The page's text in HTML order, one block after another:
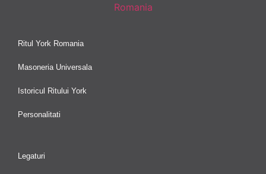
Ritul York Romania
Masoneria Universala
Istoricul Ritului York
Personalitati
Legaturi